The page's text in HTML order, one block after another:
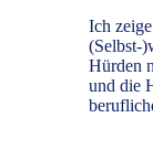
Ich
(Selbst-
Hürden
und die